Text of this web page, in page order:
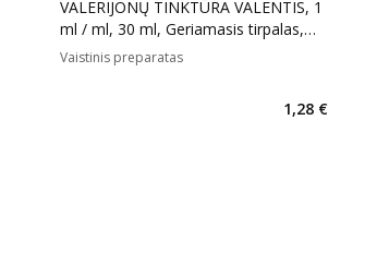
VALERIJONŲ TINKTŪRA VALENTIS, 1
ml / ml, 30 ml, Geriamasis tirpalas,
N1
Vaistinis preparatas
1,28 €